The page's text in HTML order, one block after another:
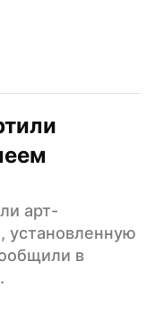
арт-
установленную
в